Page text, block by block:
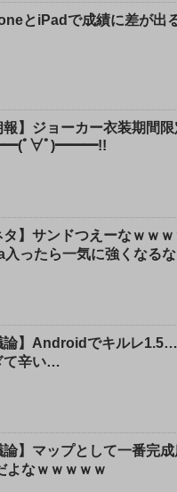
とiPadで成績に差が出
報】ジョーカー衣装期間
ﾟ∀ﾟ)━━━!!
タ】サンドつえーなｗｗ
入ったら一気に強くなるな
論】Androidでキルレ
て辛い…
論】マップとして一番完
よなｗｗｗｗｗ